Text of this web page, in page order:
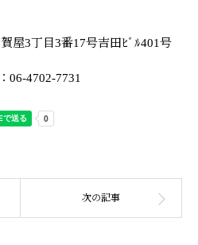
屋3丁目3番17号吉田ﾋﾞﾙ401号
06-4702-7731